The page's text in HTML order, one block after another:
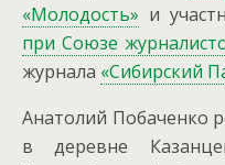
«Молодость» и
при Союзе
журнала «Сибирский
Анатолий Побаченко
в деревне